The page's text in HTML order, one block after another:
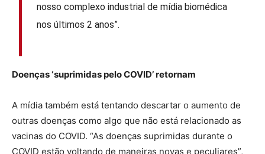
nosso complexo industrial de mídia biomédica
nos últimos 2 anos”.
Doenças ‘suprimidas pelo COVID’ retornam
A mídia também está tentando descartar o aumento de
outras doenças como algo que não está relacionado as
vacinas do COVID. “As doenças suprimidas durante o
COVID estão voltando de maneiras novas e peculiares”,